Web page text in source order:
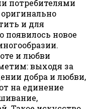
потребителями
оригинально
и для
появилось новое
и любви
выходя за
добра и любви,
на единение